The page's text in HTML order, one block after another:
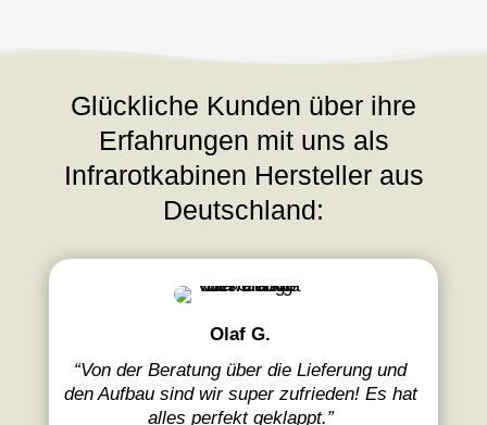
Glückliche Kunden über ihre
Erfahrungen mit uns als
Infrarotkabinen Hersteller aus
Deutschland:
Olaf G.
“Von der Beratung über die Lieferung und
den Aufbau sind wir super zufrieden! Es hat
alles perfekt geklappt.”